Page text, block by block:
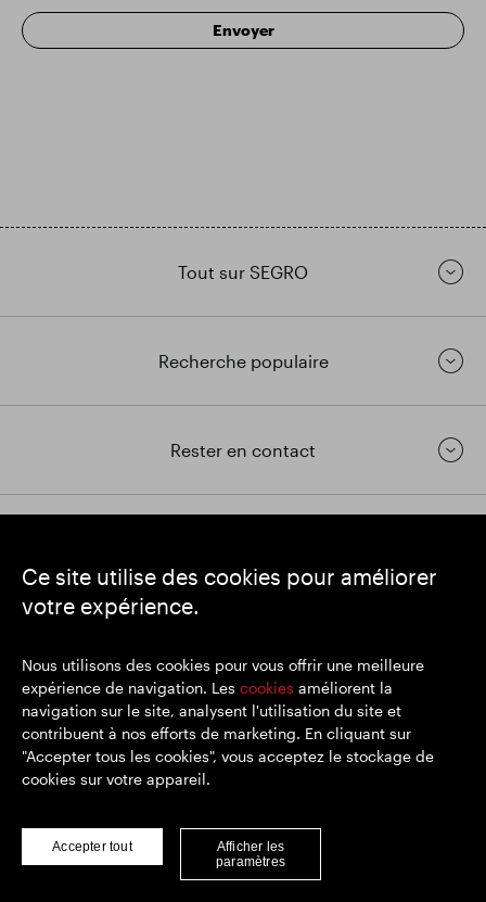
Ce site utilise des cookies pour améliorer
votre expérience.
Nous utilisons des cookies pour vous offrir une meilleure
expérience de navigation. Les cookies améliorent la
navigation sur le site, analysent l'utilisation du site et
contribuent à nos efforts de marketing. En cliquant sur
"Accepter tous les cookies", vous acceptez le stockage de
cookies sur votre appareil.
Accepter tout
Afficher les
paramètres
Tout sur SEGRO
Recherche populaire
Rester en contact
SEGRO
Siège social : 1 New Burlington Place, Londres W1S 2HR
Lieu d'immatriculation : Angleterre et Pays de Galles
© SEGRO 2022
Clause de non-responsabilité
Politique de cookies